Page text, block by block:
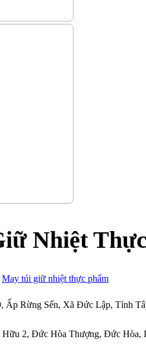
Nhiệt
May túi giữ nhiệt thực phẩm
Ấp Rừng Sến, Xã Đức Lập, Tỉnh
Hữu 2, Đức Hòa Thượng, Đức Hòa,